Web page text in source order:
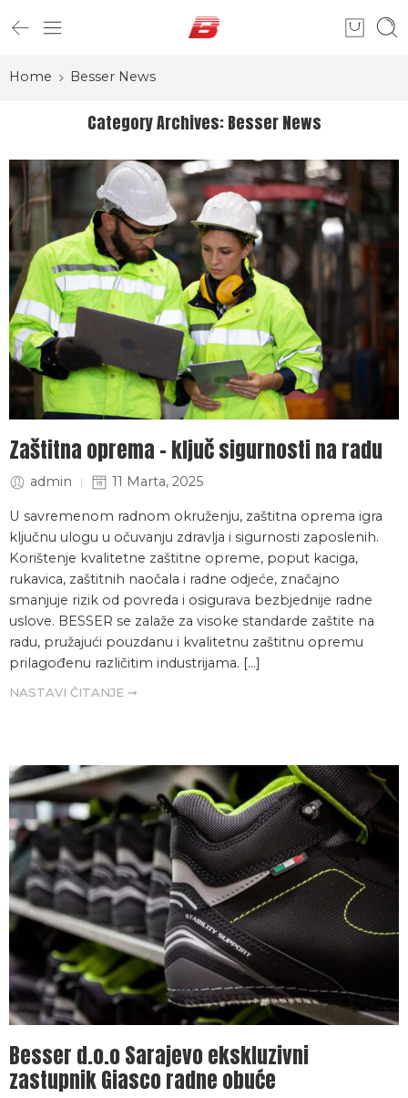
Home Besser News
Category Archives:Besser News
Zaštitna oprema – ključ sigurnosti na radu
admin 11 Marta, 2025
U savremenom radnom okruženju, zaštitna oprema igra
ključnu ulogu u očuvanju zdravlja i sigurnosti zaposlenih.
Korištenje kvalitetne zaštitne opreme, poput kaciga,
rukavica, zaštitnih naočala i radne odjeće, značajno
smanjuje rizik od povreda i osigurava bezbjednije radne
uslove. BESSER se zalaže za visoke standarde zaštite na
radu, pružajući pouzdanu i kvalitetnu zaštitnu opremu
prilagođenu različitim industrijama. […]
NASTAVI ČITANJE ➞
Besser d.o.o Sarajevo ekskluzivni
zastupnik Giasco radne obuće